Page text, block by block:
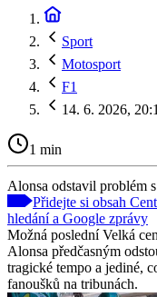
Sport
Motosport
F1
14. 6. 2026,
1 min
Alonsa odstavil problém
Přidejte si obsah
hledání a Google zprávy
Možná poslední Velká
Alonsa předčasným
tragické tempo a jediné,
fanoušků na tribunách.